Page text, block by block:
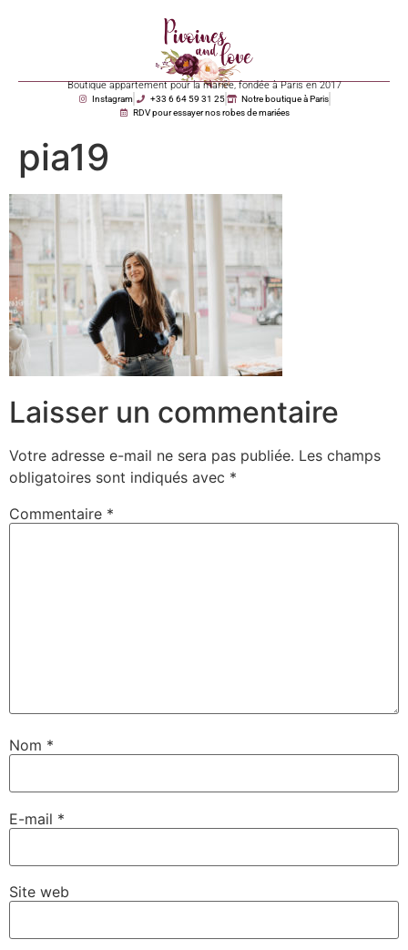
Boutique appartement pour la mariée, fondée à Paris en 2017
Instagram +33 6 64 59 31 25
Notre boutique à Paris
RDV pour essayer nos robes de mariées
pia19
Laisser un commentaire
Votre adresse e-mail ne sera pas publiée. Les champs
obligatoires sont indiqués avec *
Commentaire *
Nom *
E-mail *
Site web